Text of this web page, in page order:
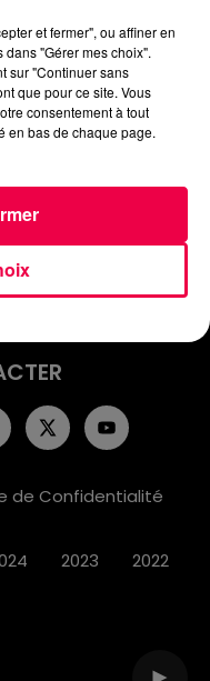
EMISSIONS
de Confidentialité
2023 2022
et fermer", ou affiner en
"Gérer mes choix".
sur "Continuer sans
que pour ce site. Vous
consentement à tout
en bas de chaque page.